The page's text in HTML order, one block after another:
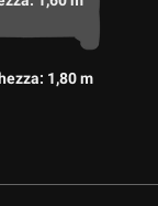
1,80 m